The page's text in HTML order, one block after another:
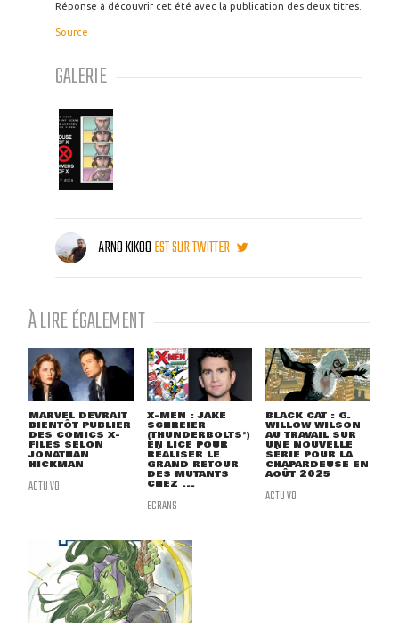
Réponse à découvrir cet été avec la publication des deux titres.
Source
GALERIE
ARNO KIKOOEST SUR TWITTER
À LIRE ÉGALEMENT
MARVEL DEVRAIT
BIENTÔT PUBLIER
DES COMICS X-
FILES SELON
JONATHAN
HICKMAN
ACTU VO
X-MEN : JAKE
SCHREIER
(THUNDERBOLTS*)
EN LICE POUR
RÉALISER LE
GRAND RETOUR
DES MUTANTS
CHEZ ...
ECRANS
BLACK CAT : G.
WILLOW WILSON
AU TRAVAIL SUR
UNE NOUVELLE
SÉRIE POUR LA
CHAPARDEUSE EN
AOÛT 2025
ACTU VO